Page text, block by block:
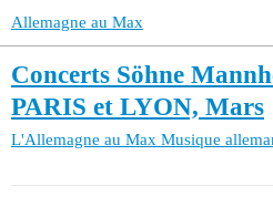
Allemagne au Max
Concerts Söhne
PARIS et LYON, Mars
L'Allemagne au Max Musique